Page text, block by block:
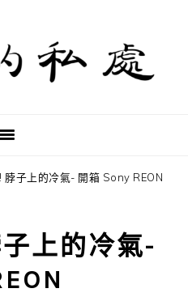
脖子上的冷氣- 開箱 Sony REON
上的冷氣-